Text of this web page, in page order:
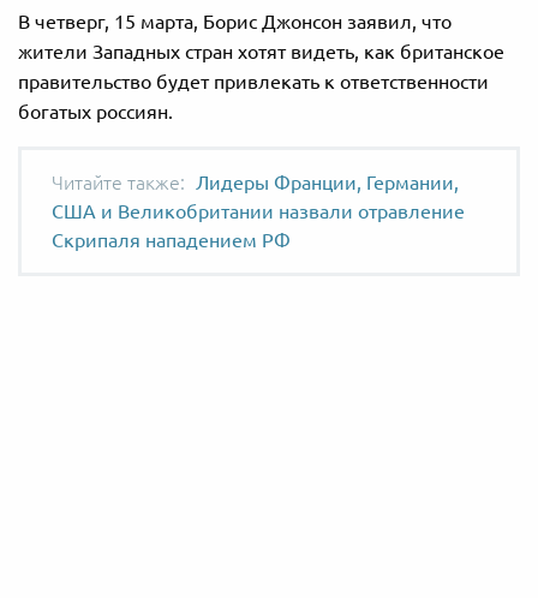
В четверг, 15 марта, Борис Джонсон заявил, что
жители Западных стран хотят видеть, как британское
правительство будет привлекать к ответственности
богатых россиян.
Лидеры Франции, Германии,
США и Великобритании назвали отравление
Скрипаля нападением РФ